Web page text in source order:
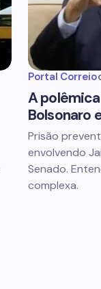
Portal Correio
A
Bolsonaro
Prisão
envolvendo
Senado.
complexa.